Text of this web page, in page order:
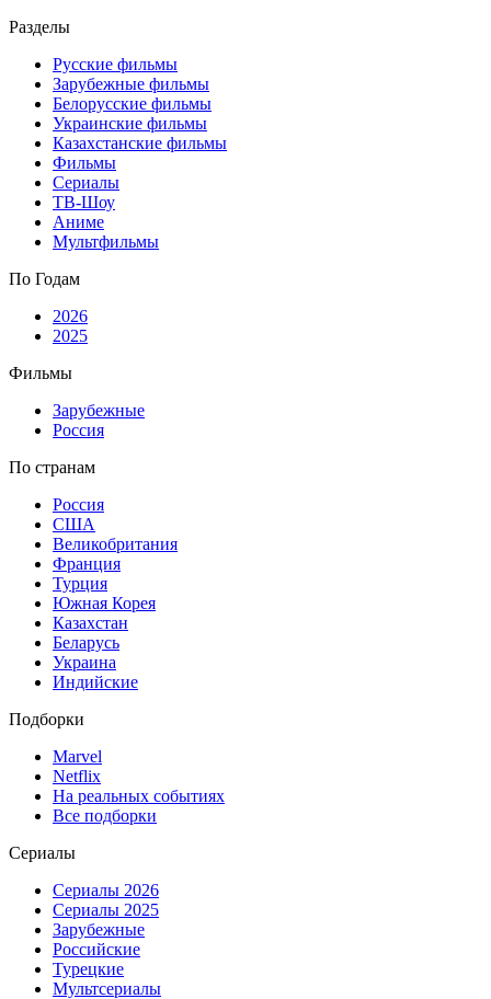
Разделы
Русские фильмы
Зарубежные фильмы
Белорусские фильмы
Украинские фильмы
Казахстанские фильмы
Фильмы
Сериалы
ТВ-Шоу
Аниме
Мультфильмы
По Годам
2026
2025
Фильмы
Зарубежные
Россия
По странам
Россия
США
Великобритания
Франция
Турция
Южная Корея
Казахстан
Беларусь
Украина
Индийские
Подборки
Marvel
Netflix
На реальных событиях
Все подборки
Сериалы
Сериалы 2026
Сериалы 2025
Зарубежные
Российские
Турецкие
Мультсериалы